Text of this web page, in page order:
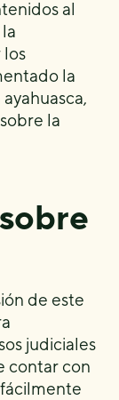
al
los
la
la
de este
judiciales
contar con